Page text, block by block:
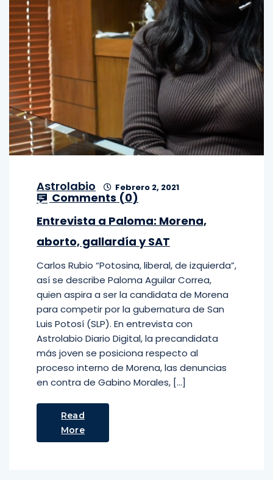
Astrolabio Febrero 2, 2021
Comments (0)
Entrevista a Paloma: Morena,
aborto, gallardía y SAT
Carlos Rubio “Potosina, liberal, de izquierda”,
así se describe Paloma Aguilar Correa,
quien aspira a ser la candidata de Morena
para competir por la gubernatura de San
Luis Potosí (SLP). En entrevista con
Astrolabio Diario Digital, la precandidata
más joven se posiciona respecto al
proceso interno de Morena, las denuncias
en contra de Gabino Morales, […]
Read
More